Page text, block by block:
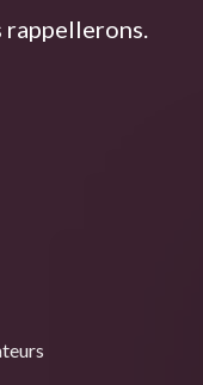
rappellerons.